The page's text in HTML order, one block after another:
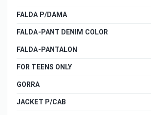
FALDA P/DAMA
FALDA-PANT DENIM COLOR
FALDA-PANTALON
FOR TEENS ONLY
GORRA
JACKET P/CAB